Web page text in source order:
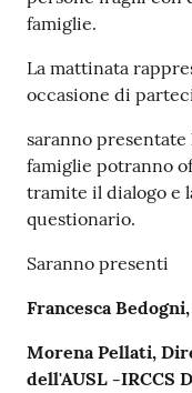
famiglie.
La mattinata
occasione di
saranno
famiglie potranno
tramite il dialogo e
questionario.
Saranno presenti
Francesca
Morena Pellati,
dell'AUSL -IRCCS